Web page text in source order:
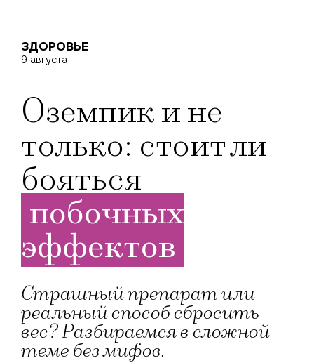
ЗДОРОВЬЕ
9 августа
Оземпик и не
только: стоит ли
бояться
побочных
эффектов
Страшный препарат или
реальный способ сбросить
вес? Разбираемся в сложной
теме без мифов.